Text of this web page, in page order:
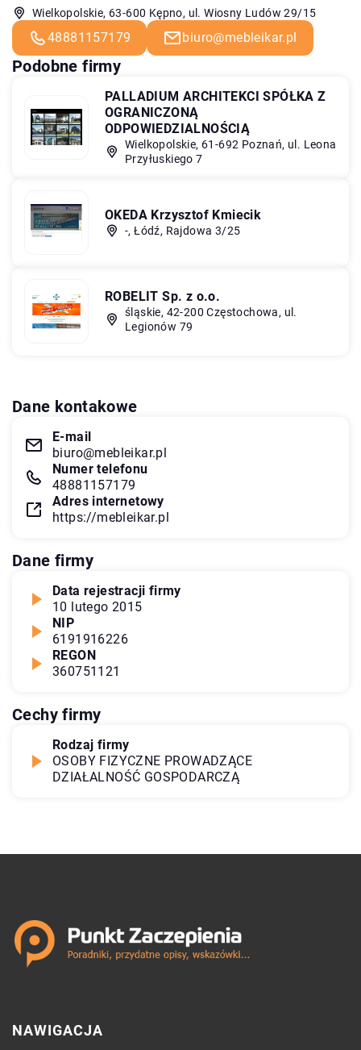
Wielkopolskie, 63-600 Kępno, ul. Wiosny Ludów 29/15
48881157179 biuro@mebleikar.pl
Podobne firmy
PALLADIUM ARCHITEKCI SPÓŁKA Z
OGRANICZONĄ
ODPOWIEDZIALNOŚCIĄ
Wielkopolskie, 61-692 Poznań, ul. Leona
Przyłuskiego 7
OKEDA Krzysztof Kmiecik
-, Łódź, Rajdowa 3/25
ROBELIT Sp. z o.o.
śląskie, 42-200 Częstochowa, ul.
Legionów 79
Dane kontakowe
E-mail
biuro@mebleikar.pl
Numer telefonu
48881157179
Adres internetowy
https://mebleikar.pl
Dane firmy
Data rejestracji firmy
10 lutego 2015
NIP
6191916226
REGON
360751121
Cechy firmy
Rodzaj firmy
OSOBY FIZYCZNE PROWADZĄCE
DZIAŁALNOŚĆ GOSPODARCZĄ
NAWIGACJA